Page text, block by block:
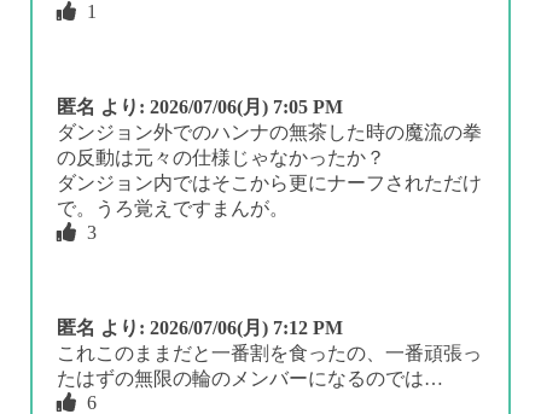
1
匿名 より: 2026/07/06(月) 7:05 PM
ダンジョン外でのハンナの無茶した時の魔流の拳
の反動は元々の仕様じゃなかったか？
ダンジョン内ではそこから更にナーフされただけ
で。うろ覚えですまんが。
3
匿名 より: 2026/07/06(月) 7:12 PM
これこのままだと一番割を食ったの、一番頑張っ
たはずの無限の輪のメンバーになるのでは…
6